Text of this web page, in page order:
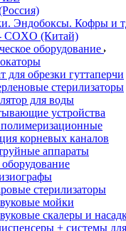
Эндобоксы. Кофры и
COXO (Китай)
оборудование
для обрезки гуттаперчи
стерилизаторы
для воды
устройства
корневых каналов
аппараты
стерилизаторы
мойки
скалеры и
+ системы